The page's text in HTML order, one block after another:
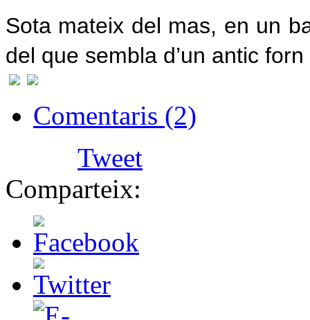
Sota mateix del mas, en un
del que sembla d’un antic
Comentaris (2)
Tweet
Comparteix: